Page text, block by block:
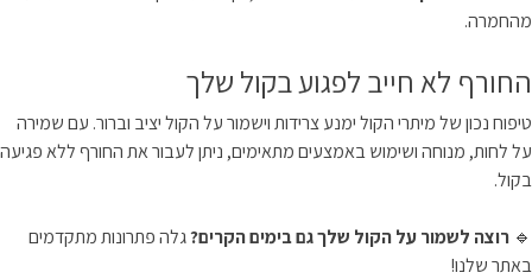
מהחמרה.
החורף לא חייב לפגוע בקול שלך
טיפוח נכון של מיתרי הקול ימנע צרידות וישמור על הקול יציב וברור. עם שמירה
על לחות, מנוחה ושימוש באמצעים מתאימים, ניתן לעבור את החורף ללא פגיעה
בקול.
🔹 רוצה לשמור על הקול שלך גם בימים הקרים?גלה פתרונות מתקדמים
באתר שלנו!